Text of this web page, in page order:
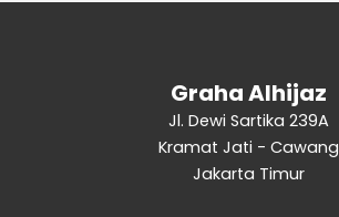
Graha Alhijaz
Jl. Dewi Sartika 239A
Kramat Jati - Cawang
Jakarta Timur